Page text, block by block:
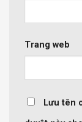
Trang web
Lưu tên